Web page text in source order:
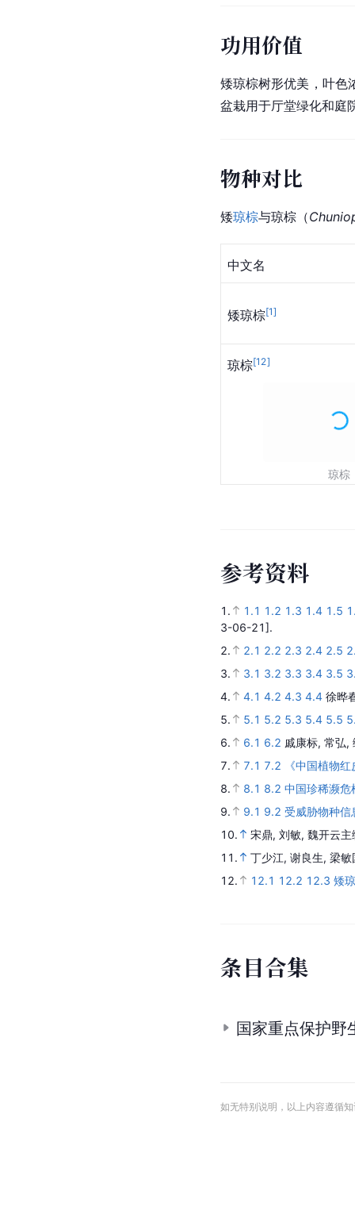
功用价值
矮琼棕树形优美，叶色
盆栽用于厅堂绿化和庭
物种对比
矮琼棕与琼棕（
中文名
矮琼棕[1]
琼棕[12]
琼棕
参考资料
1. 1.1 1.2 1.3 1.4 1.5
3-06-21].
2.
2.1 2.2 2.3 2.4 2.5
3.
3.1 3.2 3.3 3.4 3.5
4.
4.1 4.2 4.3 4.4 徐晔
5.
5.1 5.2 5.3 5.4 5.5
6.
6.1 6.2 戚康标, 常弘,
7.
7.1 7.2
《中国植物
8.
8.1 8.2 中国珍稀濒危
9.
9.1 9.2 受威胁物种信
10.
宋鼎, 刘敏, 魏开云
11.
丁少江, 谢良生, 梁
12.
12.1 12.2 12.3 矮
条目合集
国家重点保护野
如无特别说明，以上内容遵循